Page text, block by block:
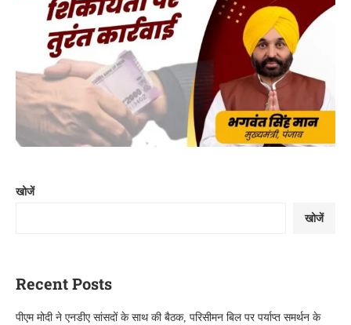
खोजें
खोजें
Recent Posts
पीएम मोदी ने एनडीए सांसदों के साथ की बैठक, परिसीमन बिल पर पर्याप्त समर्थन के